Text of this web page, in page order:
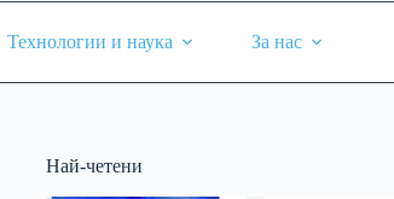
Технологии и наука За нас
Най-четени